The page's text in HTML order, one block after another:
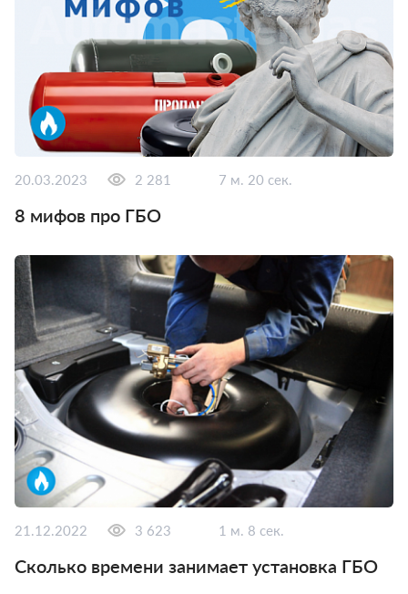
20.03.2023 2 281 7 м. 20 сек.
8 мифов про ГБО
21.12.2022 3 623 1 м. 8 сек.
Сколько времени занимает установка ГБО